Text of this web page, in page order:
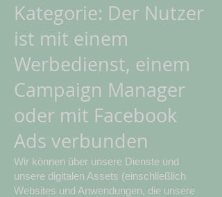
Kategorie: Der Nutzer
ist mit einem
Werbedienst, einem
Campaign Manager
oder mit Facebook
Ads verbunden
Wir können über unsere Dienste und
unsere digitalen Assets (einschließlich
Websites und Anwendungen, die unsere